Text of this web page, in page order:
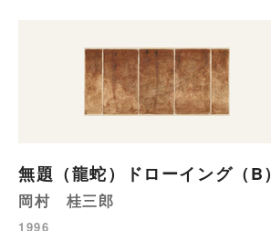
無題（龍蛇）ドローイング（B）
岡村 桂三郎
1996